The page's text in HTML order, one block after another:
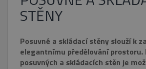
STĚNY
Posuvné a skládací stěny slouží k
elegantnímu předělování
posuvných a skládacích stěn je